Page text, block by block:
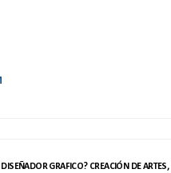
GRAFICO? CREACIÓN DE ARTES,